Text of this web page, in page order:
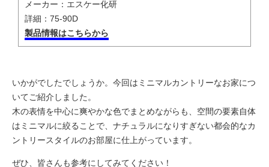
メーカー：エスケー化研
詳細：75-90D
製品情報はこちらから
いかがでしたでしょうか。今回はミニマルカントリーなお家につ
いてご紹介しました。
木の表情を中心に爽やかな色でまとめながらも、空間の要素自体
はミニマルに絞ることで、ナチュラルになりすぎない都会的なカ
ントリースタイルのお部屋に仕上がっています。
ぜひ、皆さんも参考にしてみてください！